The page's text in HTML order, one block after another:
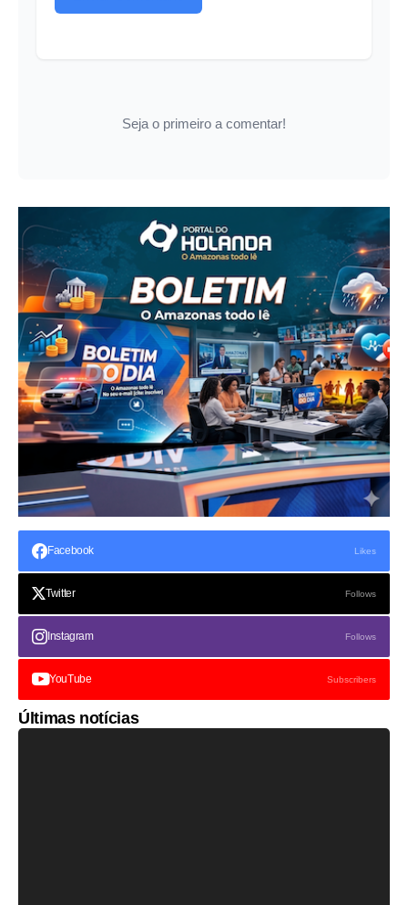
Seja o primeiro a comentar!
Facebook Likes
Twitter Follows
Instagram Follows
YouTube Subscribers
Últimas notícias